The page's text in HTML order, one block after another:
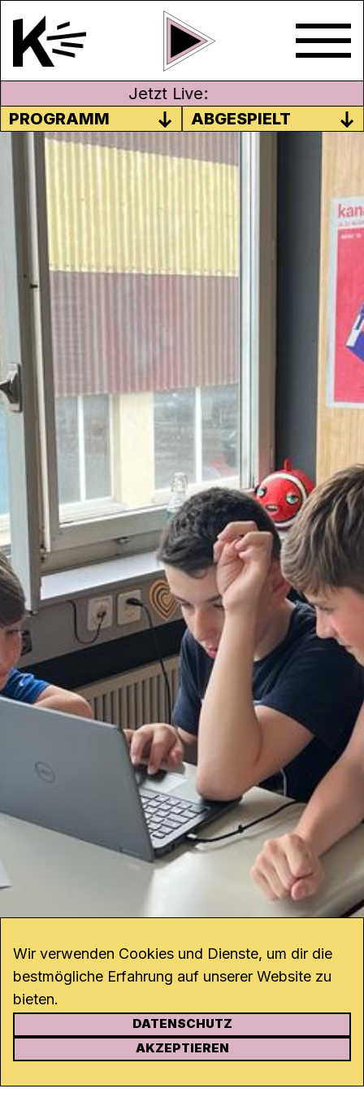
Jetzt Live:
PROGRAMM
ABGESPIELT
#04 BAKLAVA REZEPT – BEZ.
OFTRINGEN
Till, Mateo und Eros haben das beste
Baklava Rezept – glaubst du nicht? Hör
selbst!
Sendung vom 04.06.2023
Moderation: Till, Mateo & Eros
00:00 02:15
Details zum Podcastsaftig & würzig
KONTAKT
Wir verwenden Cookies und Dienste, um dir die
bestmögliche Erfahrung auf unserer Website zu
bieten.
DATENSCHUTZ
AKZEPTIEREN